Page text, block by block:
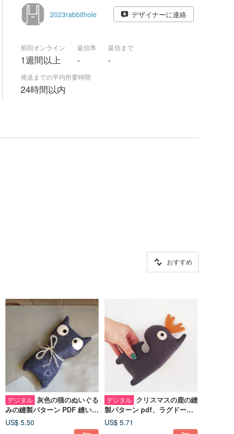
2023rabbithole デザイナーに連絡
前回オンライン
1週間以上
返信率
-
返信まで
-
発送までの平均所要時間
24時間以内
おすすめ
デジタル 灰色の猫のぬいぐる
みの縫製パターン PDF 縫いぐ
るみ人形のチュートリアル
(英語)
US$ 5.50
デジタル クリスマスの鹿の縫
製パターン pdf、ラグドール
のチュートリアル (英語)、ぬ
いぐるみの鹿
US$ 5.71